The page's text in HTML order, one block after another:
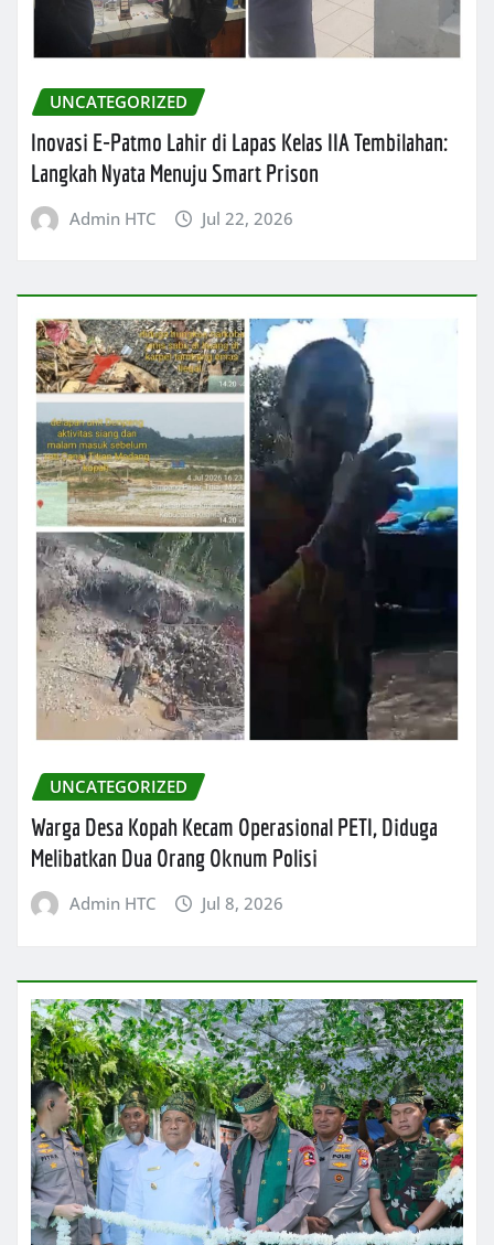
UNCATEGORIZED
Inovasi E-Patmo Lahir di Lapas Kelas IIA Tembilahan:
Langkah Nyata Menuju Smart Prison
Admin HTC Jul 22, 2026
UNCATEGORIZED
Warga Desa Kopah Kecam Operasional PETI, Diduga
Melibatkan Dua Orang Oknum Polisi
Admin HTC Jul 8, 2026